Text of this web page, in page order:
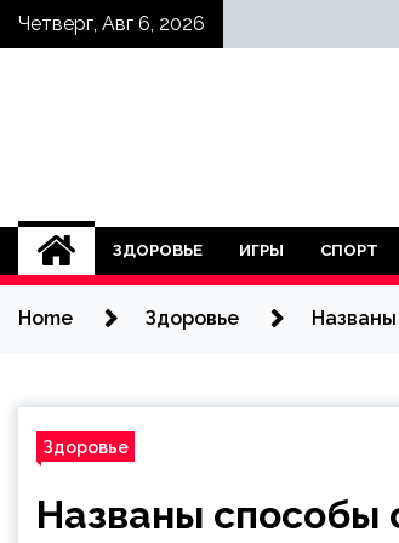
SkipЧетверг, Авг 6, 2026
ЗДОРОВЬЕ ИГРЫ СПОРТ
Home Здоровье
Здоровье
Названы способы